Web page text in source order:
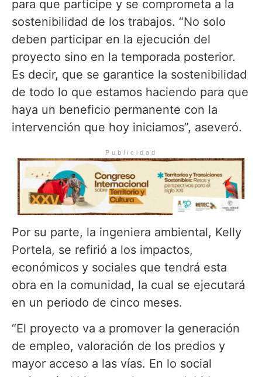
para que participe y se comprometa a la
sostenibilidad de los trabajos. “No solo
deben participar en la ejecución del
proyecto sino en la temporada posterior.
Es decir, que se garantice la sostenibilidad
de todo lo que estamos haciendo para que
haya un beneficio permanente con la
intervención que hoy iniciamos”, aseveró.
Publicidad
Por su parte, la ingeniera ambiental, Kelly
Portela, se refirió a los impactos,
económicos y sociales que tendrá esta
obra en la comunidad, la cual se ejecutará
en un periodo de cinco meses.
“El proyecto va a promover la generación
de empleo, valoración de los predios y
mayor acceso a las vías. En lo social